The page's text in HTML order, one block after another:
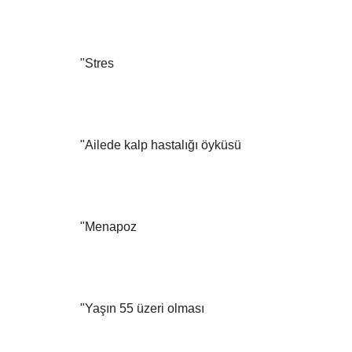
"Stres
"Ailede kalp hastalığı öyküsü
"Menapoz
"Yaşın 55 üzeri olması